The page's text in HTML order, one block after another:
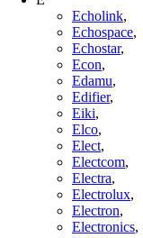
Echolink,
Echospace,
Echostar,
Econ,
Edamu,
Edifier,
Eiki,
Elco,
Elect,
Electcom,
Electra,
Electrolux,
Electron,
Electronics,